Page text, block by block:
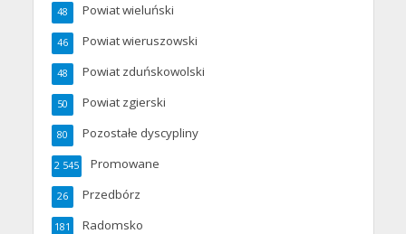
Powiat wieluński
48
Powiat wieruszowski
46
Powiat zduńskowolski
48
Powiat zgierski
50
Pozostałe dyscypliny
80
Promowane
2 545
Przedbórz
26
Radomsko
181